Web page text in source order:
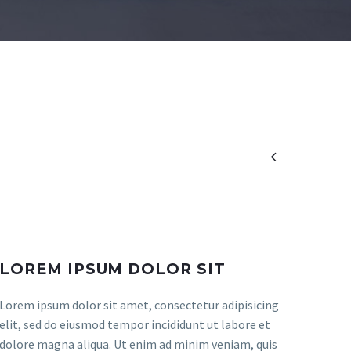

LOREM IPSUM DOLOR SIT
Lorem ipsum dolor sit amet, consectetur adipisicing
elit, sed do eiusmod tempor incididunt ut labore et
dolore magna aliqua. Ut enim ad minim veniam, quis